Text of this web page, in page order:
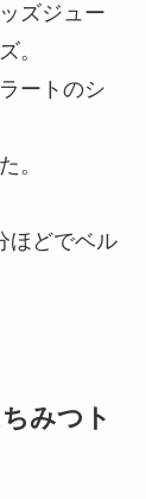
ズジュー
。
ートのシ
。
ほどでベル
みつト